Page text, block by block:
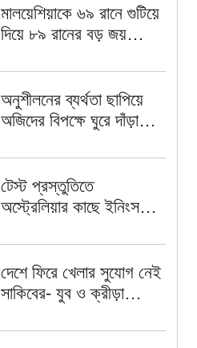
মালয়েশিয়াকে ৬৯ রানে গুটিয়ে
দিয়ে ৮৯ রানের বড় জয়
অনুশীলনের ব্যর্থতা ছাপিয়ে
অজিদের বিপক্ষে ঘুরে দাঁড়াতে
টেস্ট প্রস্তুতিতে
অস্ট্রেলিয়ার কাছে ইনিংস
দেশে ফিরে খেলার সুযোগ নেই
সাকিবের- যুব ও ক্রীড়া